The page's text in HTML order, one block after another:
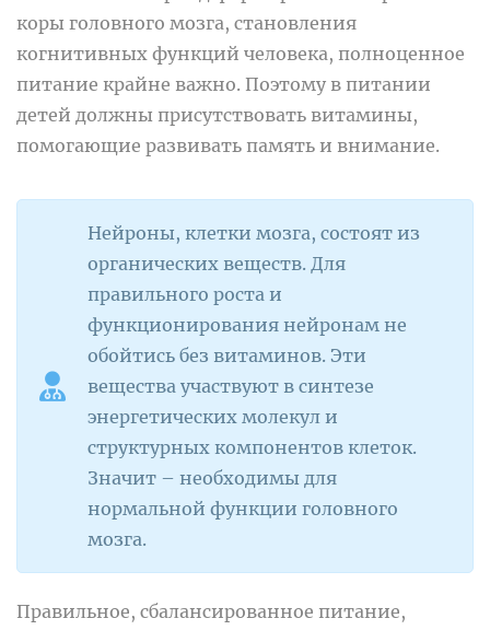
коры головного мозга, становления
когнитивных функций человека, полноценное
питание крайне важно. Поэтому в питании
детей должны присутствовать витамины,
помогающие развивать память и внимание.
Нейроны, клетки мозга, состоят из
органических веществ. Для
правильного роста и
функционирования нейронам не
обойтись без витаминов. Эти
вещества участвуют в синтезе
энергетических молекул и
структурных компонентов клеток.
Значит – необходимы для
нормальной функции головного
мозга.
Правильное, сбалансированное питание,